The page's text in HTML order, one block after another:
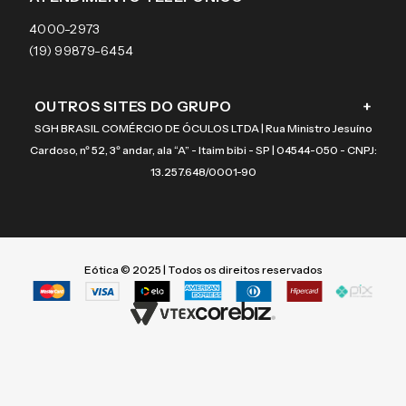
4000-2973
(19) 99879-6454
OUTROS SITES DO GRUPO +
SGH BRASIL COMÉRCIO DE ÓCULOS LTDA | Rua Ministro Jesuíno
Cardoso, nº 52, 3º andar, ala “A” - Itaim bibi - SP | 04544-050 - CNPJ:
13.257.648/0001-90
Eótica © 2025 | Todos os direitos reservados